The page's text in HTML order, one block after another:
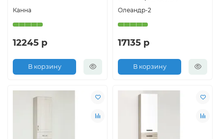
Канна
12245 р
В корзину
Олеандр-2
17135 р
В корзину